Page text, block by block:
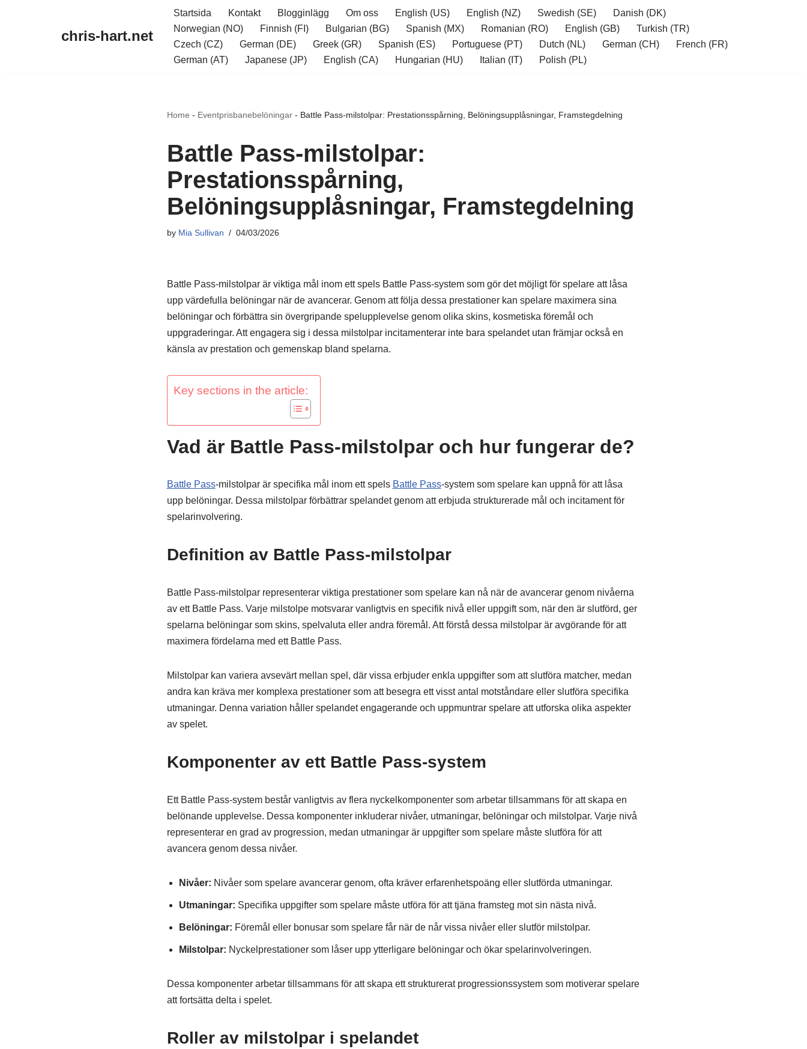
chris-hart.net
Startsida Kontakt Blogginlägg Om oss English (US) English (NZ) Swedish (SE)
Danish (DK)
Norwegian (NO)
Finnish (FI) Bulgarian (BG) Spanish (MX) Romanian (RO) English (GB)
Turkish (TR)
Czech (CZ)
German (DE) Greek (GR) Spanish (ES) Portuguese (PT) Dutch (NL) German (CH)
French (FR)
German (AT)
Japanese (JP) English (CA) Hungarian (HU) Italian (IT) Polish (PL)
Home - Eventprisbanebelöningar- Battle Pass-milstolpar: Prestationsspårning, Belöningsupplåsningar, Framstegdelning
Battle Pass-milstolpar:
Prestationsspårning,
Belöningsupplåsningar, Framstegdelning
by Mia Sullivan 04/03/2026
Battle Pass-milstolpar är viktiga mål inom ett spels Battle Pass-system som gör det möjligt för spelare att låsa
upp värdefulla belöningar när de avancerar. Genom att följa dessa prestationer kan spelare maximera sina
belöningar och förbättra sin övergripande spelupplevelse genom olika skins, kosmetiska föremål och
uppgraderingar. Att engagera sig i dessa milstolpar incitamenterar inte bara spelandet utan främjar också en
känsla av prestation och gemenskap bland spelarna.
Key sections in the article:
Vad är Battle Pass-milstolpar och hur fungerar de?
Battle Pass-milstolpar är specifika mål inom ett spels Battle Pass-system som spelare kan uppnå för att låsa
upp belöningar. Dessa milstolpar förbättrar spelandet genom att erbjuda strukturerade mål och incitament för
spelarinvolvering.
Definition av Battle Pass-milstolpar
Battle Pass-milstolpar representerar viktiga prestationer som spelare kan nå när de avancerar genom nivåerna
av ett Battle Pass. Varje milstolpe motsvarar vanligtvis en specifik nivå eller uppgift som, när den är slutförd, ger
spelarna belöningar som skins, spelvaluta eller andra föremål. Att förstå dessa milstolpar är avgörande för att
maximera fördelarna med ett Battle Pass.
Milstolpar kan variera avsevärt mellan spel, där vissa erbjuder enkla uppgifter som att slutföra matcher, medan
andra kan kräva mer komplexa prestationer som att besegra ett visst antal motståndare eller slutföra specifika
utmaningar. Denna variation håller spelandet engagerande och uppmuntrar spelare att utforska olika aspekter
av spelet.
Komponenter av ett Battle Pass-system
Ett Battle Pass-system består vanligtvis av flera nyckelkomponenter som arbetar tillsammans för att skapa en
belönande upplevelse. Dessa komponenter inkluderar nivåer, utmaningar, belöningar och milstolpar. Varje nivå
representerar en grad av progression, medan utmaningar är uppgifter som spelare måste slutföra för att
avancera genom dessa nivåer.
Nivåer: Nivåer som spelare avancerar genom, ofta kräver erfarenhetspoäng eller slutförda utmaningar.
Utmaningar: Specifika uppgifter som spelare måste utföra för att tjäna framsteg mot sin nästa nivå.
Belöningar: Föremål eller bonusar som spelare får när de når vissa nivåer eller slutför milstolpar.
Milstolpar: Nyckelprestationer som låser upp ytterligare belöningar och ökar spelarinvolveringen.
Dessa komponenter arbetar tillsammans för att skapa ett strukturerat progressionssystem som motiverar spelare
att fortsätta delta i spelet.
Roller av milstolpar i spelandet